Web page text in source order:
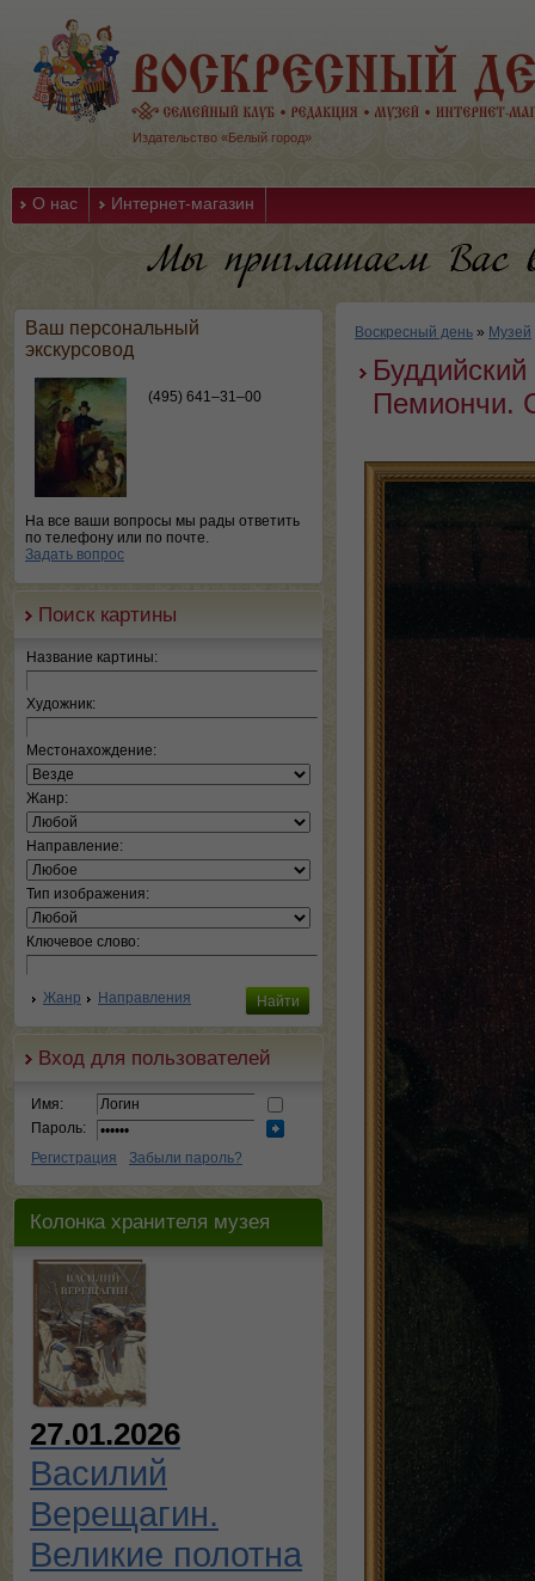
Издательство «Белый город»
О нас Интернет-магазин
Ваш персональный
экскурсовод
(495) 641–31–00
На все ваши вопросы мы рады ответить
по телефону или по почте.
Задать вопрос
Поиск картины
Название картины:
Художник:
Местонахождение:
Жанр:
Направление:
Тип изображения:
Ключевое слово:
Жанр Направления
Вход для пользователей
Имя:
Пароль:
Регистрация
Забыли пароль?
Колонка хранителя музея
27.01.2026
Василий
Верещагин.
Великие полотна
Воскресный день » Музей
Пемиончи.